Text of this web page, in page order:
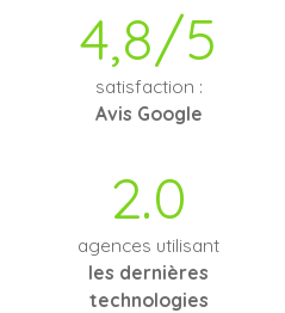
4,8/5
satisfaction :
Avis Google
2.0
agences utilisant
les dernières
technologies